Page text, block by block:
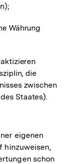
Währung
die
zwischen
Staates).
eigenen
hinzuweisen,
schon